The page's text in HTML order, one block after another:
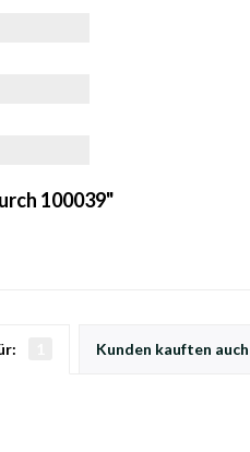
100039"
Kunden kauften auch